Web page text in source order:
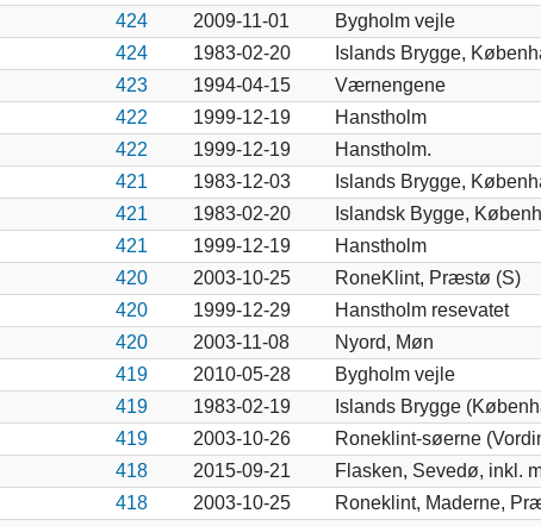
424 2009-11-01
Bygholm vejle
424 1983-02-20
Islands Brygge,
423 1994-04-15
Værnengene
422 1999-12-19
Hanstholm
422 1999-12-19
Hanstholm.
421 1983-12-03
Islands Brygge,
421 1983-02-20
Islandsk Bygge,
421 1999-12-19
Hanstholm
420 2003-10-25
RoneKlint, Præstø (S)
420 1999-12-29
Hanstholm resevatet
420 2003-11-08
Nyord, Møn
419 2010-05-28
Bygholm vejle
419 1983-02-19
Islands Brygge
419 2003-10-26
Roneklint-søerne
418 2015-09-21
Flasken, Sevedø, inkl.
418 2003-10-25
Roneklint, Maderne,